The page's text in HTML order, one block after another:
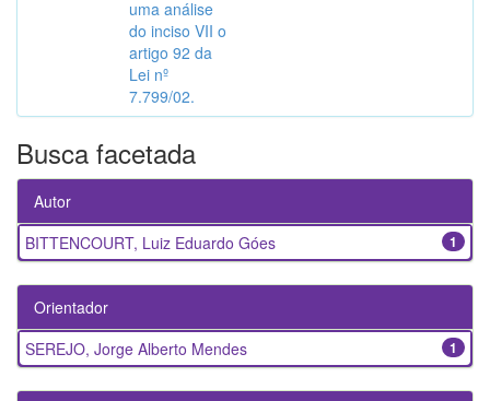
uma análise
do inciso VII o
artigo 92 da
Lei nº
7.799/02.
Busca facetada
Autor
1
BITTENCOURT, Luiz Eduardo Góes
Orientador
1
SEREJO, Jorge Alberto Mendes